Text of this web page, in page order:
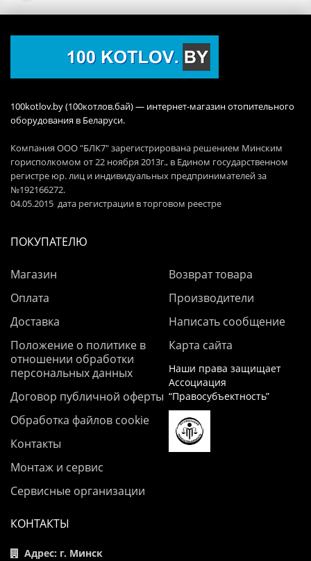
100kotlov.by (100котлов.бай) — интернет-магазин отопительного
оборудования в Беларуси.
Компания ООО "БЛК7" зарегистрирована решением Минским
горисполкомом от 22 ноября 2013г., в Едином государственном
регистре юр. лиц и индивидуальных предпринимателей за
№192166272.
04.05.2015 дата регистрации в торговом реестре
ПОКУПАТЕЛЮ
Магазин
Оплата
Доставка
Положение о политике в
отношении обработки
персональных данных
Договор публичной оферты
Обработка файлов cookie
Контакты
Монтаж и сервис
Сервисные организации
Возврат товара
Производители
Написать сообщение
Карта сайта
Наши права защищает
Ассоциация
“Правосубъектность”
КОНТАКТЫ
Адрес: г. Минск